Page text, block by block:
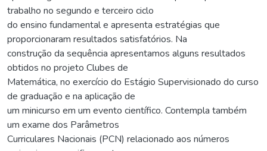
trabalho no segundo e terceiro ciclo
do ensino fundamental e apresenta estratégias que
proporcionaram resultados satisfatórios. Na
construção da sequência apresentamos alguns resultados
obtidos no projeto Clubes de
Matemática, no exercício do Estágio Supervisionado do curso
de graduação e na aplicação de
um minicurso em um evento científico. Contempla também
um exame dos Parâmetros
Curriculares Nacionais (PCN) relacionado aos números